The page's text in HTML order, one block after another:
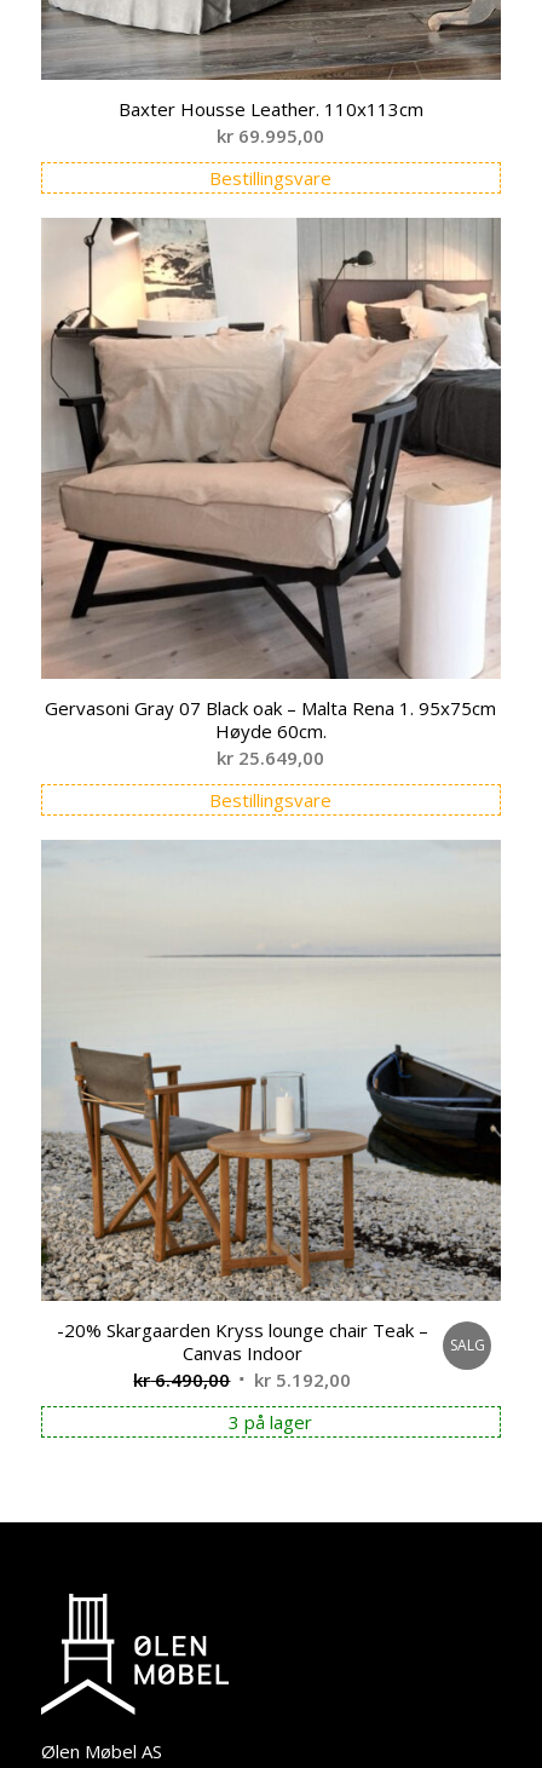
Baxter Housse Leather. 110x113cm
kr 69.995,00
Bestillingsvare
Gervasoni Gray 07 Black oak – Malta Rena 1. 95x75cm
Høyde 60cm.
kr 25.649,00
Bestillingsvare
-20% Skargaarden Kryss lounge chair Teak –
Canvas Indoor
kr6.490,00 Opprinnelig
pris
var:
kr 5.192,00
pris
er:
SALG
3 på lager
Ølen Møbel AS